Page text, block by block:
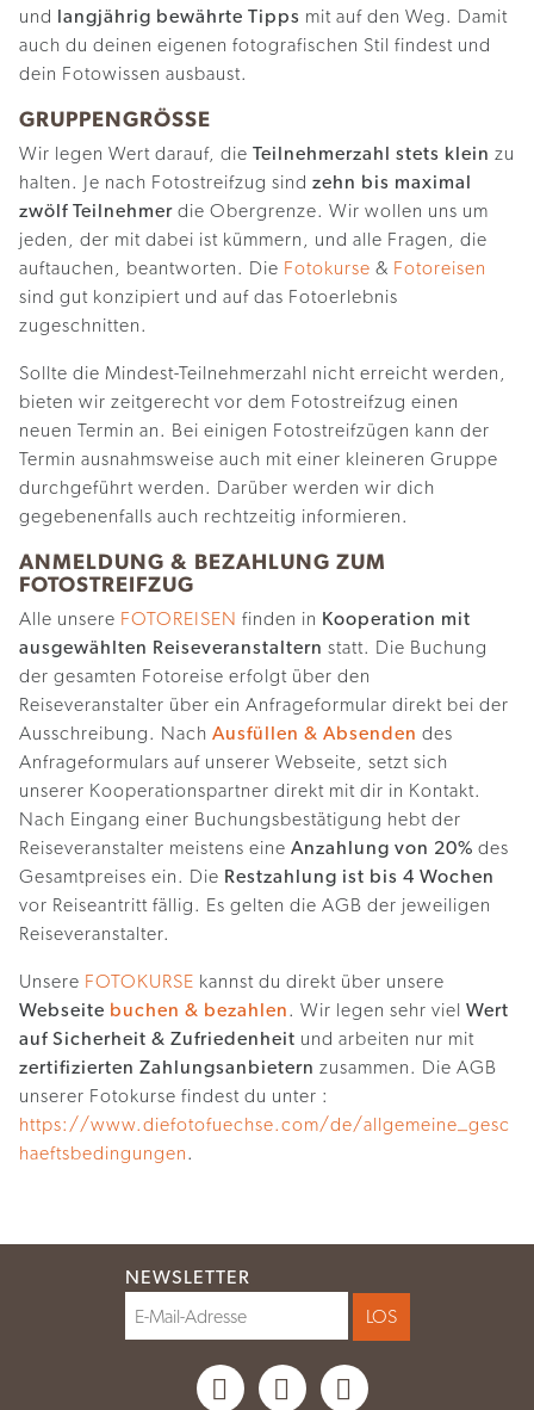
und langjährig bewährte Tipps mit auf den Weg. Damit
auch du deinen eigenen fotografischen Stil findest und
dein Fotowissen ausbaust.
GRUPPENGRÖSSE
Wir legen Wert darauf, die Teilnehmerzahl stets klein zu
halten. Je nach Fotostreifzug sind zehn bis maximal
zwölf Teilnehmer die Obergrenze. Wir wollen uns um
jeden, der mit dabei ist kümmern, und alle Fragen, die
auftauchen, beantworten. Die Fotokurse & Fotoreisen
sind gut konzipiert und auf das Fotoerlebnis
zugeschnitten.
Sollte die Mindest-Teilnehmerzahl nicht erreicht werden,
bieten wir zeitgerecht vor dem Fotostreifzug einen
neuen Termin an. Bei einigen Fotostreifzügen kann der
Termin ausnahmsweise auch mit einer kleineren Gruppe
durchgeführt werden. Darüber werden wir dich
gegebenenfalls auch rechtzeitig informieren.
ANMELDUNG & BEZAHLUNG ZUM
FOTOSTREIFZUG
Alle unsere FOTOREISEN finden in Kooperation mit
ausgewählten Reiseveranstaltern statt. Die Buchung
der gesamten Fotoreise erfolgt über den
Reiseveranstalter über ein Anfrageformular direkt bei der
Ausschreibung. Nach Ausfüllen & Absenden des
Anfrageformulars auf unserer Webseite, setzt sich
unserer Kooperationspartner direkt mit dir in Kontakt.
Nach Eingang einer Buchungsbestätigung hebt der
Reiseveranstalter meistens eine Anzahlung von 20% des
Gesamtpreises ein. Die Restzahlung ist bis 4 Wochen
vor Reiseantritt fällig. Es gelten die AGB der jeweiligen
Reiseveranstalter.
Unsere FOTOKURSE kannst du direkt über unsere
Webseite buchen & bezahlen. Wir legen sehr viel Wert
auf Sicherheit & Zufriedenheit und arbeiten nur mit
zertifizierten Zahlungsanbietern zusammen. Die AGB
unserer Fotokurse findest du unter :
https://www.diefotofuechse.com/de/allgemeine_gesc
haeftsbedingungen.
NEWSLETTER